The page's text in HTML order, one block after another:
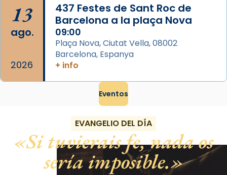
13
ago.
2026
437 Festes de Sant Roc de
Barcelona a la plaça Nova
09:00
Plaça Nova, Ciutat Vella, 08002
Barcelona, Espanya
+ info
Eventos
EVANGELIO DEL DÍA
Si tuvierais fe, nada os
sería imposible.